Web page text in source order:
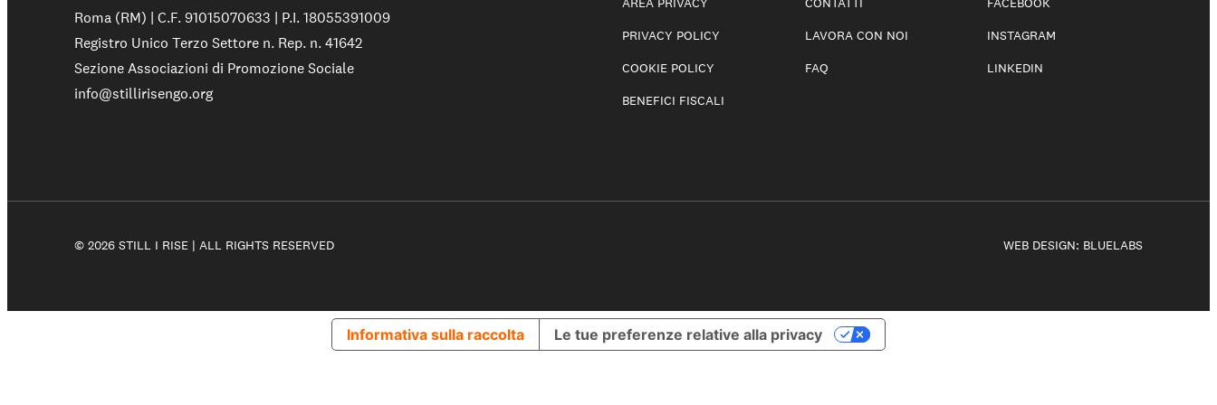
Partecipa
Roma (RM) | C.F. 91015070633 | P.I. 18055391009
Registro Unico Terzo Settore n. Rep. n. 41642
Sezione Associazioni di Promozione Sociale
info@stillirisengo.org
PRIVACY POLICY
COOKIE POLICY
BENEFICI FISCALI
LAVORA CON NOI
FAQ
INSTAGRAM
LINKEDIN
© 2026 STILL I RISE | ALL RIGHTS RESERVED WEB DESIGN: BLUELABS
Informativa sulla raccolta Le tue preferenze relative alla privacy